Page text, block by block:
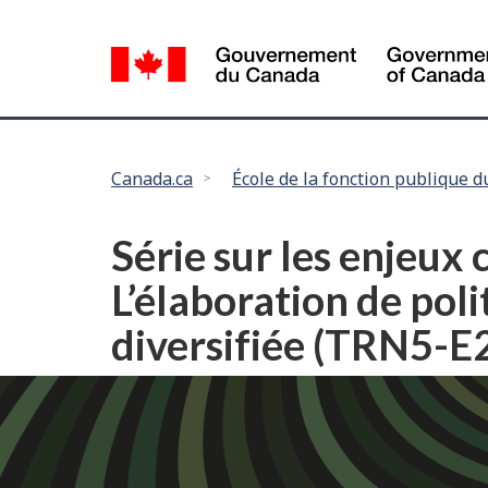
selection
Canada.ca École de la fonction publique
Série sur les enjeux
L’élaboration de
diversifiée (TRN5-